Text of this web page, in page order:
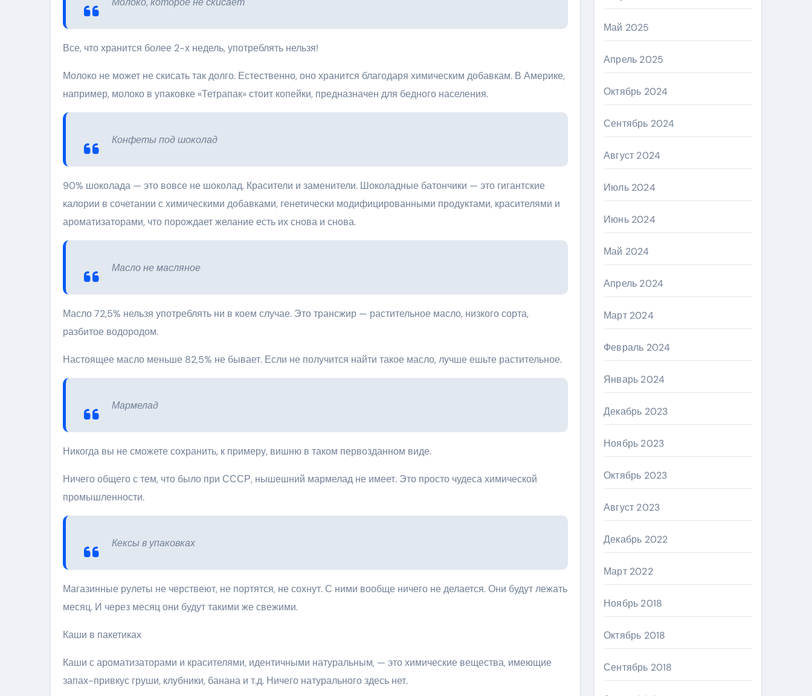
Все, что хранится более 2-х недель, употреблять нельзя!
Молоко не может не скисать так долго. Естественно, оно хранится благодаря химическим добавкам. В Америке,
например, молоко в упаковке «Тетрапак» стоит копейки, предназначен для бедного населения.
Конфеты под шоколад
90% шоколада — это вовсе не шоколад. Красители и заменители. Шоколадные батончики — это гигантские
калории в сочетании с химическими добавками, генетически модифицированными продуктами, красителями и
ароматизаторами, что порождает желание есть их снова и снова.
Масло не масляное
Масло 72,5% нельзя употреблять ни в коем случае. Это трансжир — растительное масло, низкого сорта,
разбитое водородом.
Настоящее масло меньше 82,5% не бывает. Если не получится найти такое масло, лучше ешьте растительное.
Мармелад
Никогда вы не сможете сохранить, к примеру, вишню в таком первозданном виде.
Ничего общего с тем, что было при СССР, нышешний мармелад не имеет. Это просто чудеса химической
промышленности.
Кексы в упаковках
Магазинные рулеты не черствеют, не портятся, не сохнут. С ними вообще ничего не делается. Они будут лежать
месяц. И через месяц они будут такими же свежими.
Каши в пакетиках
Каши с ароматизаторами и красителями, идентичными натуральным, — это химические вещества, имеющие
запах-привкус груши, клубники, банана и т.д. Ничего натурального здесь нет.
Май 2025
Апрель 2025
Октябрь 2024
Сентябрь 2024
Август 2024
Июль 2024
Июнь 2024
Май 2024
Апрель 2024
Март 2024
Февраль 2024
Январь 2024
Декабрь 2023
Ноябрь 2023
Октябрь 2023
Август 2023
Декабрь 2022
Март 2022
Ноябрь 2018
Октябрь 2018
Сентябрь 2018